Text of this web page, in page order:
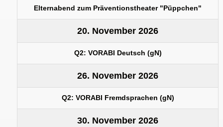
Elternabend zum Präventionstheater "Püppchen"
20. November 2026
Q2: VORABI Deutsch (gN)
26. November 2026
Q2: VORABI Fremdsprachen (gN)
30. November 2026